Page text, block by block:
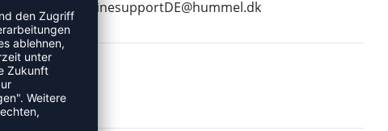
E-Mail:
onlinesupportDE@hummel.dk